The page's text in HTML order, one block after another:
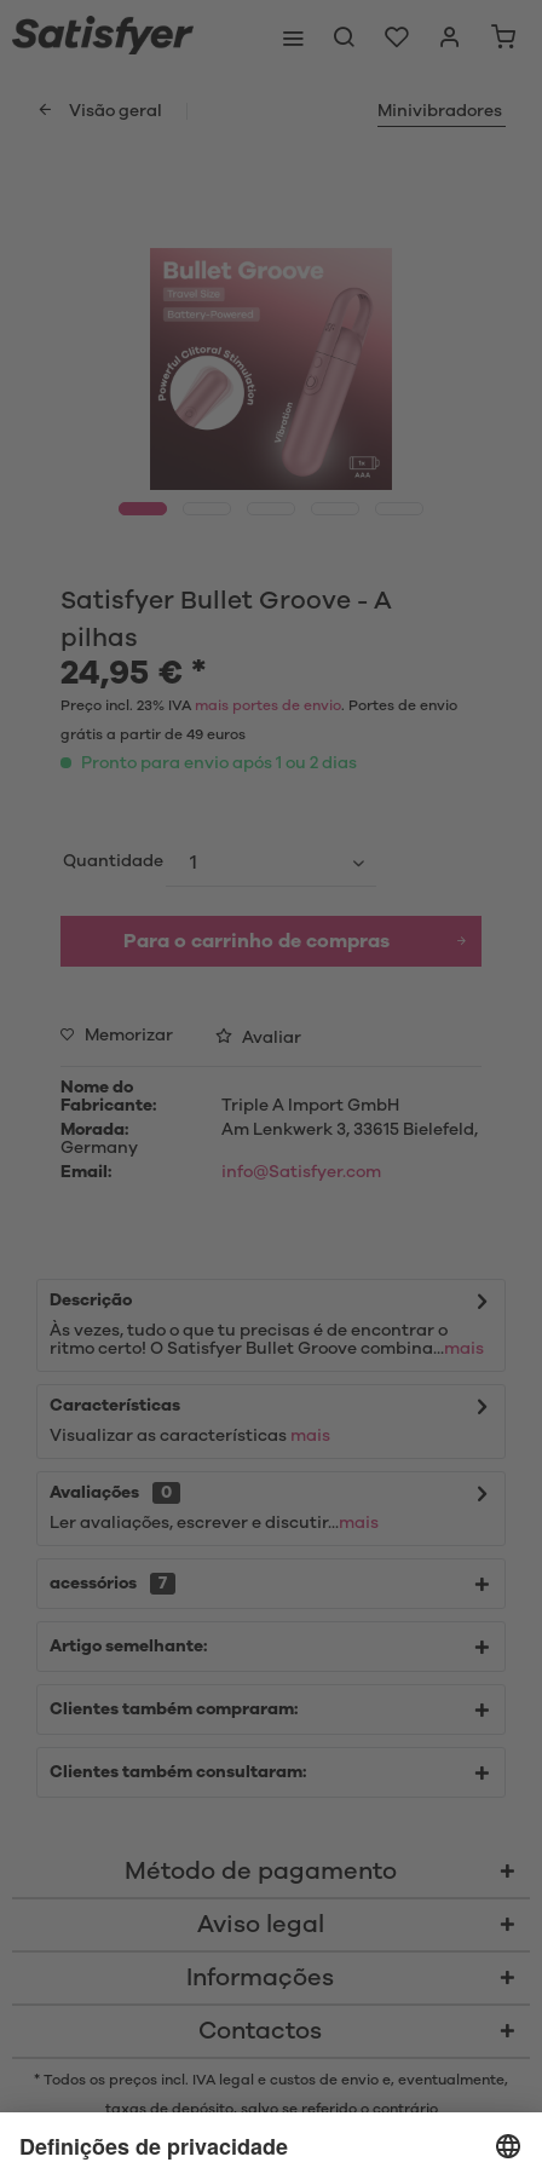
Visão geral Minivibradores
Satisfyer Bullet Groove - A
pilhas
24,95 € *
Preço incl. 23% IVA mais portes de envio. Portes de envio
grátis a partir de 49 euros
Pronto para envio após 1 ou 2 dias
Quantidade
Para o carrinho de compras
Memorizar Avaliar
Nome do
Fabricante:
Triple A Import GmbH
Morada:
Am Lenkwerk 3, 33615 Bielefeld,
Germany
Email:
info@Satisfyer.com
Descrição
Às vezes, tudo o que tu precisas é de encontrar o
ritmo certo! O Satisfyer Bullet Groove combina...mais
Características
Visualizar as características mais
Avaliações
0
Ler avaliações, escrever e discutir...mais
acessórios 7
Artigo semelhante:
Clientes também compraram:
Clientes também consultaram:
Método de pagamento
Aviso legal
Informações
Contactos
* Todos os preços incl. IVA legal e custos de envio e, eventualmente,
taxas de depósito, salvo se referido o contrário
* A marca Bluetooth® e os logótipos são marcas registadas da